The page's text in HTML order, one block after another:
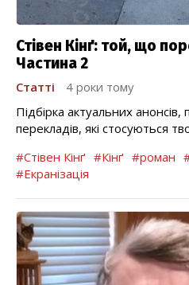
Стівен Кінґ: той, що
Частина 2
Статті
4 роки тому
Підбірка актуальних анонсів,
перекладів, які стосуються
#Стівен Кінґ #Кінґ #роман
#Екранізація